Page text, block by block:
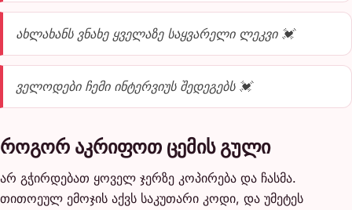
ახლახანს ვნახე ყველაზე საყვარელი ლეკვი 💓
ველოდები ჩემი ინტერვიუს შედეგებს 💓
როგორ აკრიფოთ ცემის გული
არ გჭირდებათ ყოველ ჯერზე კოპირება და ჩასმა.
თითოეულ ემოჯის აქვს საკუთარი კოდი, და უმეტეს